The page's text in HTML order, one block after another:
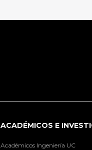
ACADÉMICOS E
Académicos Ingeniería UC